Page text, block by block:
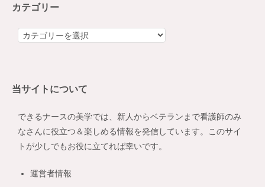
カテゴリー
カ
ー
当サイトについて
できるナースの美学では、新人からベテランまで看護師のみ
なさんに役立つ＆楽しめる情報を発信しています。このサイ
トが少しでもお役に立てれば幸いです。
運営者情報